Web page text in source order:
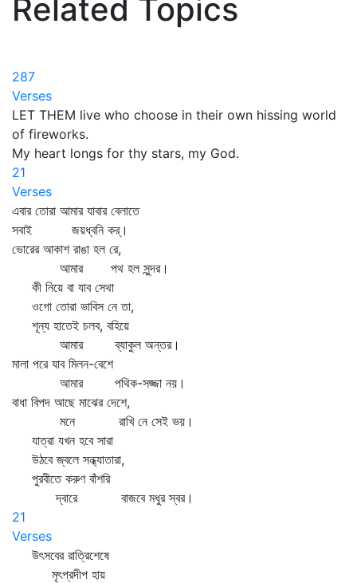
Related Topics
287
Verses
LET THEM live who choose in their own hissing world
of fireworks.
My heart longs for thy stars, my God.
21
Verses
এবার তোরা আমার যাবার বেলাতে
সবাই জয়ধ্বনি কর্‌।
ভোরের আকাশ রাঙা হল রে,
আমার পথ হল সুন্দর।
কী নিয়ে বা যাব সেথা
ওগো তোরা ভাবিস নে তা,
শূন্য হাতেই চলব, বহিয়ে
আমার ব্যাকুল অন্তর।
মালা পরে যাব মিলন-বেশে
আমার পথিক-সজ্জা নয়।
বাধা বিপদ আছে মাঝের দেশে,
মনে রাখি নে সেই ভয়।
যাত্রা যখন হবে সারা
উঠবে জ্বলে সন্ধ্যাতারা,
পুরবীতে করুণ বাঁশরি
দ্বারে বাজবে মধুর স্বর।
21
Verses
উৎসবের রাত্রিশেষে
মৃৎপ্রদীপ হায়